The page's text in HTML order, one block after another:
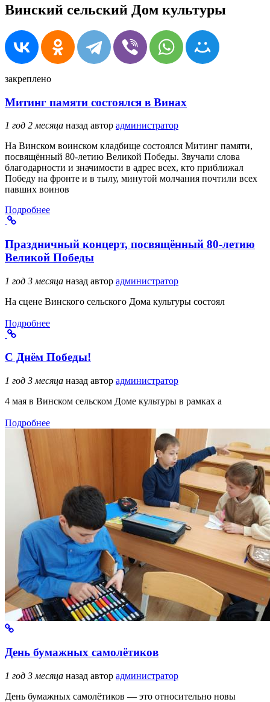
Винский сельский Дом культуры
закреплено
Митинг памяти состоялся в Винах
1 год 2 месяца назад автор администратор
На Винском воинском кладбище состоялся Митинг памяти,
посвящённый 80-летию Великой Победы. Звучали слова
благодарности и значимости в адрес всех, кто приближал
Победу на фронте и в тылу, минутой молчания почтили всех
павших воинов
Подробнее
Праздничный концерт, посвящённый 80-летию
Великой Победы
1 год 3 месяца назад автор администратор
На сцене Винского сельского Дома культуры состоял
Подробнее
С Днём Победы!
1 год 3 месяца назад автор администратор
4 мая в Винском сельском Доме культуры в рамках а
Подробнее
День бумажных самолётиков
1 год 3 месяца назад автор администратор
День бумажных самолётиков — это относительно новы